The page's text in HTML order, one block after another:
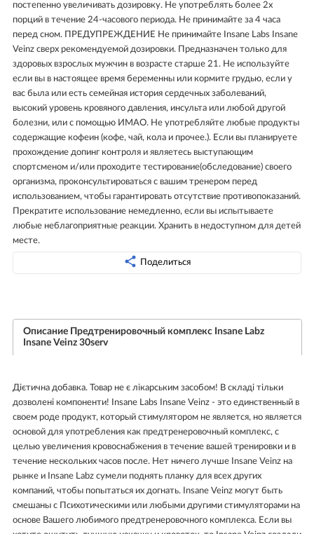
постепенно увеличивать дозировку. Не употреблять более 2х
порций в течение 24-часового периода. Не принимайте за 4 часа
перед сном. ПРЕДУПРЕЖДЕНИЕ Не принимайте Insane Labs Insane
Veinz сверх рекомендуемой дозировки. Предназначен только для
здоровых взрослых мужчин в возрасте старше 21. Не используйте
если вы в настоящее время беременны или кормите грудью, если у
вас была или есть семейная история сердечных заболеваний,
высокий уровень кровяного давления, инсульта или любой другой
болезни, или с помощью ИМАО. Не употребляйте любые продукты
содержащие кофеин (кофе, чай, кола и прочее.). Если вы планируете
прохождение допинг контроля и являетесь выступающим
спортсменом и/или проходите тестирование(обследование) своего
организма, проконсультироваться с вашим тренером перед
использованием, чтобы гарантировать отсутствие противопоказаний.
Прекратите использование немедленно, если вы испытываете
любые неблагоприятные реакции. Хранить в недоступном для детей
месте.
Поделиться
Описание Предтренировочный комплекс Insane Labz
Insane Veinz 30serv
Дієтична добавка. Товар не є лікарським засобом! В складі тільки
дозволені компоненти! Insane Labs Insane Veinz - это единственный в
своем роде продукт, который стимулятором не является, но является
основой для употребления как предтренеровочный комплекс, с
целью увеличения кровоснабжения в течение вашей тренировки и в
течение нескольких часов после. Нет ничего лучше Insane Veinz на
рынке и Insane Labz сумели поднять планку для всех других
компаний, чтобы попытаться их догнать. Insane Veinz могут быть
смешаны с Психотическими или любыми другими стимуляторами на
основе Вашего любимого предтренеровочного комплекса. Если вы